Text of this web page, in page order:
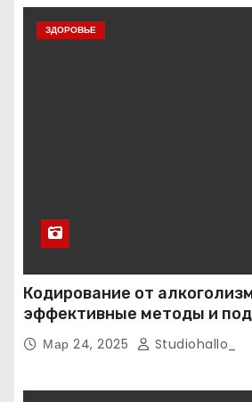
ЗДОРОВЬЕ
Кодирование от
эффективные методы и
Мар 24, 2025 Studiohallo_